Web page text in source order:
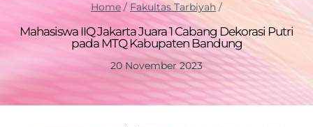
Home / Fakultas Tarbiyah /
Mahasiswa IIQ Jakarta Juara 1 Cabang Dekorasi Putri
pada MTQ Kabupaten Bandung
20 November 2023